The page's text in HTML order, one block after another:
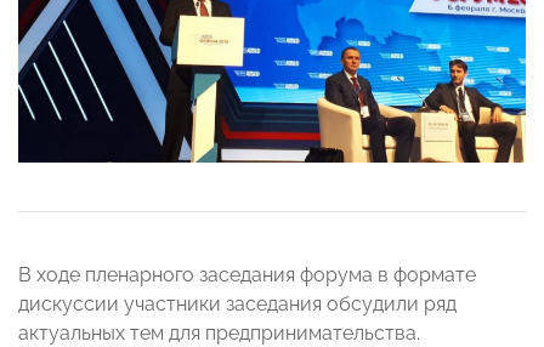
В ходе пленарного заседания форума в формате
дискуссии участники заседания обсудили ряд
актуальных тем для предпринимательства.